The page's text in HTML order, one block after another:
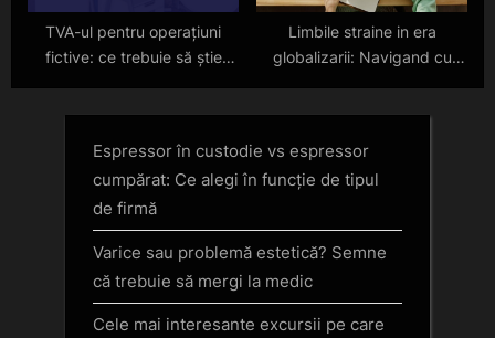
TVA-ul pentru operațiuni
fictive: ce trebuie să știe
Limbile straine in era
globalizarii: Navigand cu
Espressor în custodie vs espressor
cumpărat: Ce alegi în funcție de tipul
de firmă
Varice sau problemă estetică? Semne
că trebuie să mergi la medic
Cele mai interesante excursii pe care